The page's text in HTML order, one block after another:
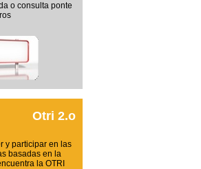
o consulta ponte
Otri 2.o
y participar en las
basadas en la
la OTRI